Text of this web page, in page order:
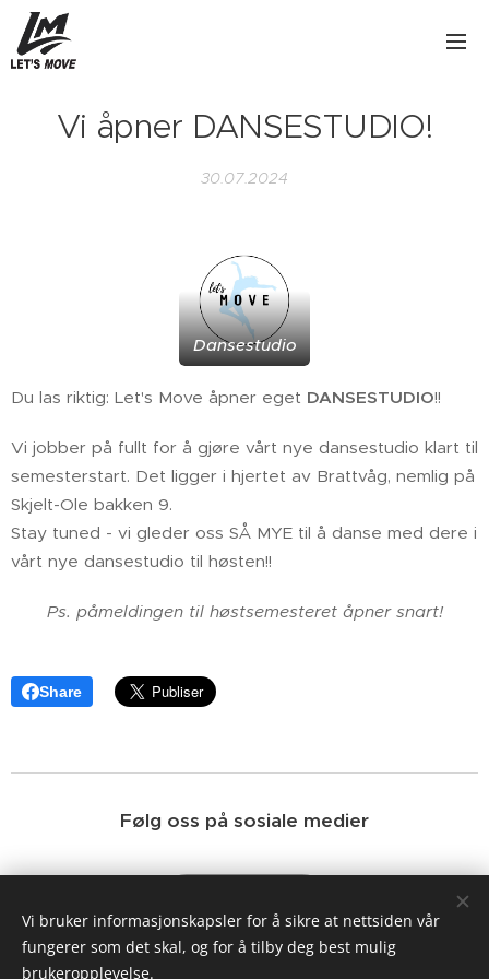
Vi åpner DANSESTUDIO!
30.07.2024
Dansestudio
Du las riktig: Let's Move åpner eget DANSESTUDIO!!
Vi jobber på fullt for å gjøre vårt nye dansestudio klart til
semesterstart. Det ligger i hjertet av Brattvåg, nemlig på
Skjelt-Ole bakken 9.
Stay tuned - vi gleder oss SÅ MYE til å danse med dere i
vårt nye dansestudio til høsten!!
Ps. påmeldingen til høstsemesteret åpner snart!
Share
Følg oss på sosiale medier
Vi bruker informasjonskapsler for å sikre at nettsiden vår
fungerer som det skal, og for å tilby deg best mulig
brukeropplevelse.